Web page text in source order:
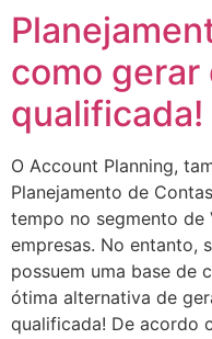
como gerar
qualificada!
O Account Planning,
Planejamento de
tempo no segmento de
empresas. No entanto,
possuem uma base de
ótima alternativa de
qualificada! De acordo